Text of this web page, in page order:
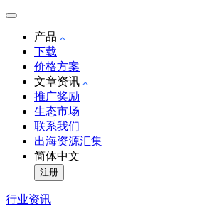
产品
下载
价格方案
文章资讯
推广奖励
生态市场
联系我们
出海资源汇集
简体中文
注册
行业资讯